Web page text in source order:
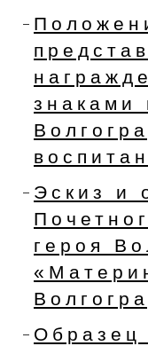
знаками
Эскиз и
героя
Образец